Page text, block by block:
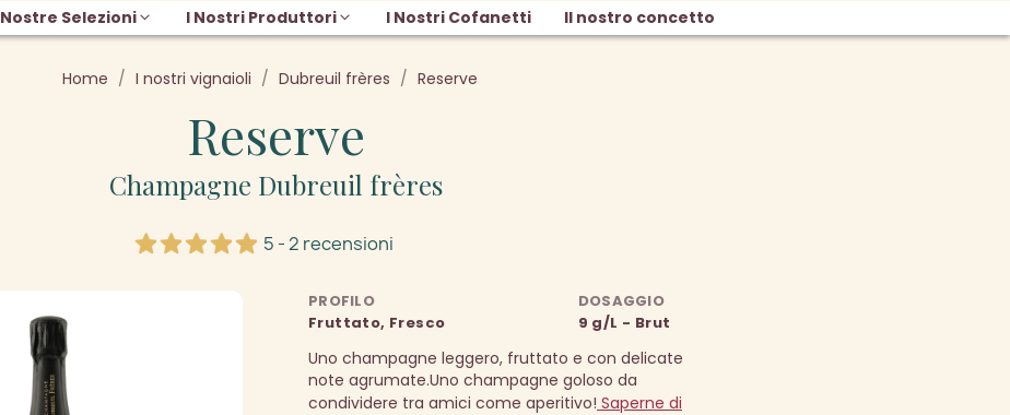
Nostre Selezioni I Nostri Produttori I Nostri Cofanetti Il nostro concetto
Home I nostri vignaioli Dubreuil frères Reserve
Reserve
Champagne Dubreuil frères
5 - 2 recensioni
PROFILO
Fruttato, Fresco
DOSAGGIO
9 g/L - Brut
Uno champagne leggero, fruttato e con delicate
note agrumate.Uno champagne goloso da
condividere tra amici come aperitivo! Saperne di